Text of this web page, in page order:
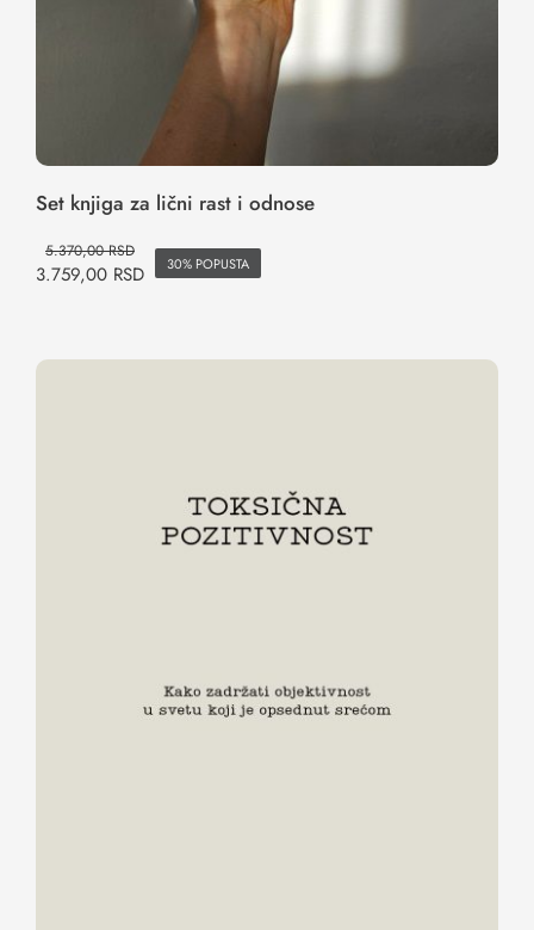
Set knjiga za lični rast i odnose
5.370,00RSD
3.759,00 RSD 30% POPUSTA
TOKSIČNA POZITIVNOST – Kako
zadržati objektivnost u svetu koji je